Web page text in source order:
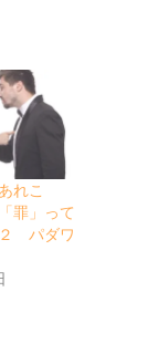
れこ
罪」って
パダワ